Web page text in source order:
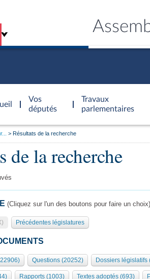
Vos
députés
Travaux
parlementaires
autres organes
de l'Assemblée
l'Assemblée
des Présidents Bureau Collège des
du palais Bourbon
séance
Résultats de la recherche
de la recherche
(Cliquez sur l'un des boutons pour faire un choix)
Précédentes législatures
Questions (20252) Dossiers législatifs
Rapports (1003) Textes adoptés (693)